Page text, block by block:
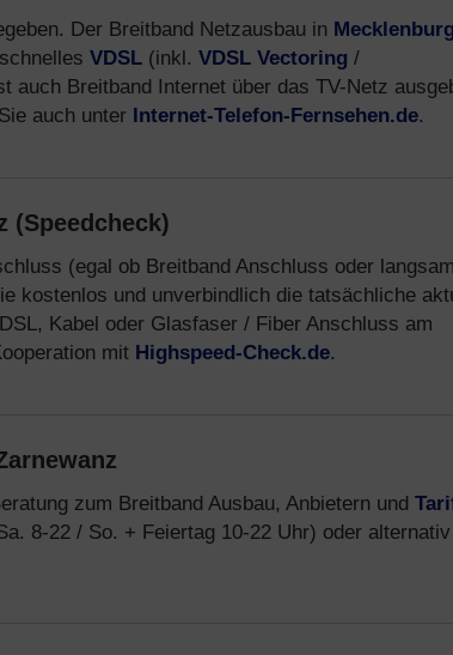
Der Breitband Netzausbau in
VDSL (inkl. VDSL Vectoring /
auch Breitband Internet über das TV-Netz
auch unter Internet-Telefon-Fernsehen.de.
(Speedcheck)
(egal ob Breitband Anschluss oder
kostenlos und unverbindlich die tatsächliche
Kabel oder Glasfaser / Fiber Anschluss am
mit Highspeed-Check.de.
zum Breitband Ausbau, Anbietern und
8-22 / So. + Feiertag 10-22 Uhr) oder alternativ